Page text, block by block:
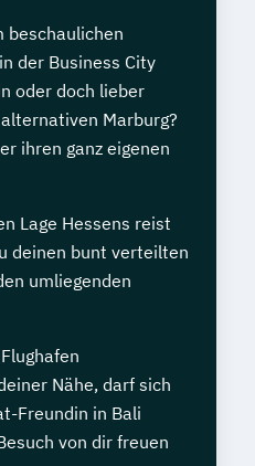
beschaulichen
der Business City
oder doch lieber
Marburg?
ihren ganz eigenen
Lage Hessens reist
deinen bunt verteilten
umliegenden
Nähe, darf sich
Freundin in Bali
von dir freuen